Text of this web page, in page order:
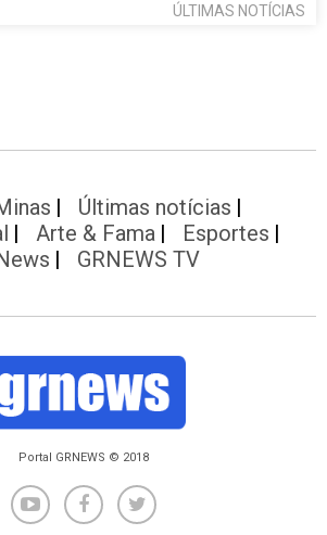
ÚLTIMAS NOTÍCIAS
Últimas notícias
Arte & Fama
Esportes
GRNEWS TV
Portal GRNEWS © 2018